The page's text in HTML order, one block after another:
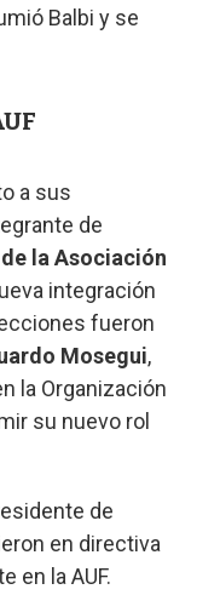
Balbi y se
a sus
de
la Asociación
integración
fueron
Mosegui,
la Organización
su nuevo rol
de
en directiva
en la AUF.